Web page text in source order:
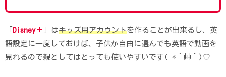
Disney＋ 」はキッズ用アカウントを作ることが出来るし、英
語設定に一度しておけば、子供が自由に選んでも英語で動画を
見れるので親としてはとっても使いやすいです( *´艸｀)♡